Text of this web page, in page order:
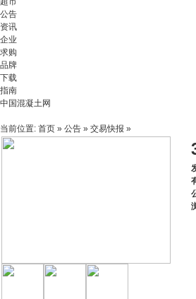
公告
资讯
企业
求购
品牌
下载
指南
中国混凝土网
当前位置: 首页 » 公告 » 交易快报 »